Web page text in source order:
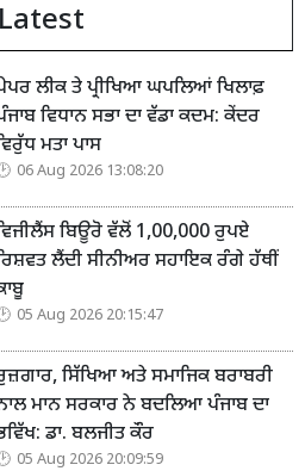
Latest
ਲੀਕ ਤੇ ਪ੍ਰੀਖਿਆ ਘਪਲਿਆਂ ਖਿਲਾਫ਼
ਵਿਧਾਨ ਸਭਾ ਦਾ ਵੱਡਾ ਕਦਮ: ਕੇਂਦਰ
ਮਤਾ ਪਾਸ
06 Aug 2026 13:08:20
ਬਿਊਰੋ ਵੱਲੋਂ 1,00,000 ਰੁਪਏ
ਲੈਂਦੀ ਸੀਨੀਅਰ ਸਹਾਇਕ ਰੰਗੇ ਹੱਥੀਂ
05 Aug 2026 20:15:47
ਸਿੱਖਿਆ ਅਤੇ ਸਮਾਜਿਕ ਬਰਾਬਰੀ
ਮਾਨ ਸਰਕਾਰ ਨੇ ਬਦਲਿਆ ਪੰਜਾਬ ਦਾ
ਡਾ. ਬਲਜੀਤ ਕੌਰ
05 Aug 2026 20:09:59